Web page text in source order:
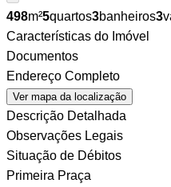
498m²5quartos3banheiros3
Características do Imóvel
Documentos
Endereço Completo
Ver mapa da localização
Descrição Detalhada
Observações Legais
Situação de Débitos
Primeira Praça